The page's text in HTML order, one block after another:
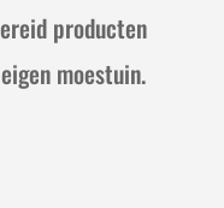
producten
moestuin.